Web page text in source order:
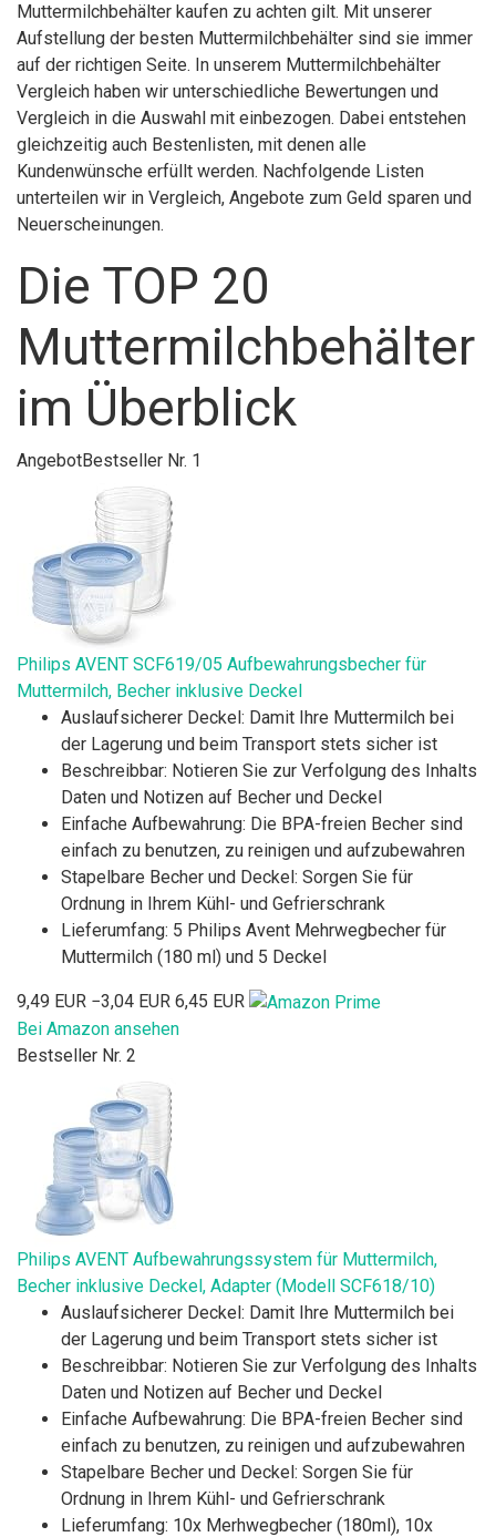
Muttermilchbehälter kaufen zu achten gilt. Mit unserer
Aufstellung der besten Muttermilchbehälter sind sie immer
auf der richtigen Seite. In unserem Muttermilchbehälter
Vergleich haben wir unterschiedliche Bewertungen und
Vergleich in die Auswahl mit einbezogen. Dabei entstehen
gleichzeitig auch Bestenlisten, mit denen alle
Kundenwünsche erfüllt werden. Nachfolgende Listen
unterteilen wir in Vergleich, Angebote zum Geld sparen und
Neuerscheinungen.
Die TOP 20
Muttermilchbehälter
im Überblick
AngebotBestseller Nr. 1
Philips AVENT SCF619/05 Aufbewahrungsbecher für
Muttermilch, Becher inklusive Deckel
Auslaufsicherer Deckel: Damit Ihre Muttermilch bei
der Lagerung und beim Transport stets sicher ist
Beschreibbar: Notieren Sie zur Verfolgung des Inhalts
Daten und Notizen auf Becher und Deckel
Einfache Aufbewahrung: Die BPA-freien Becher sind
einfach zu benutzen, zu reinigen und aufzubewahren
Stapelbare Becher und Deckel: Sorgen Sie für
Ordnung in Ihrem Kühl- und Gefrierschrank
Lieferumfang: 5 Philips Avent Mehrwegbecher für
Muttermilch (180 ml) und 5 Deckel
9,49 EUR −3,04 EUR 6,45 EUR
Bei Amazon ansehen
Bestseller Nr. 2
Philips AVENT Aufbewahrungssystem für Muttermilch,
Becher inklusive Deckel, Adapter (Modell SCF618/10)
Auslaufsicherer Deckel: Damit Ihre Muttermilch bei
der Lagerung und beim Transport stets sicher ist
Beschreibbar: Notieren Sie zur Verfolgung des Inhalts
Daten und Notizen auf Becher und Deckel
Einfache Aufbewahrung: Die BPA-freien Becher sind
einfach zu benutzen, zu reinigen und aufzubewahren
Stapelbare Becher und Deckel: Sorgen Sie für
Ordnung in Ihrem Kühl- und Gefrierschrank
Lieferumfang: 10x Merhwegbecher (180ml), 10x